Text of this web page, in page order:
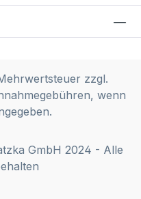
zzgl.
wenn
GmbH 2024 - Alle